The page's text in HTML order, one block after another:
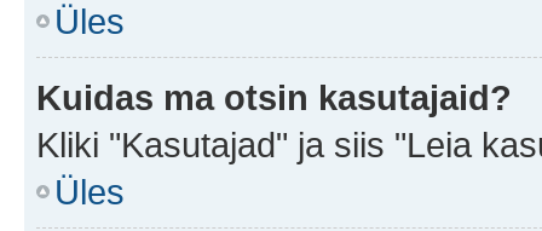
Üles
Kuidas ma otsin kasutajaid?
Kliki "Kasutajad" ja siis "Leia
Üles